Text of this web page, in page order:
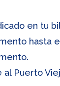
en tu
hasta
Puerto